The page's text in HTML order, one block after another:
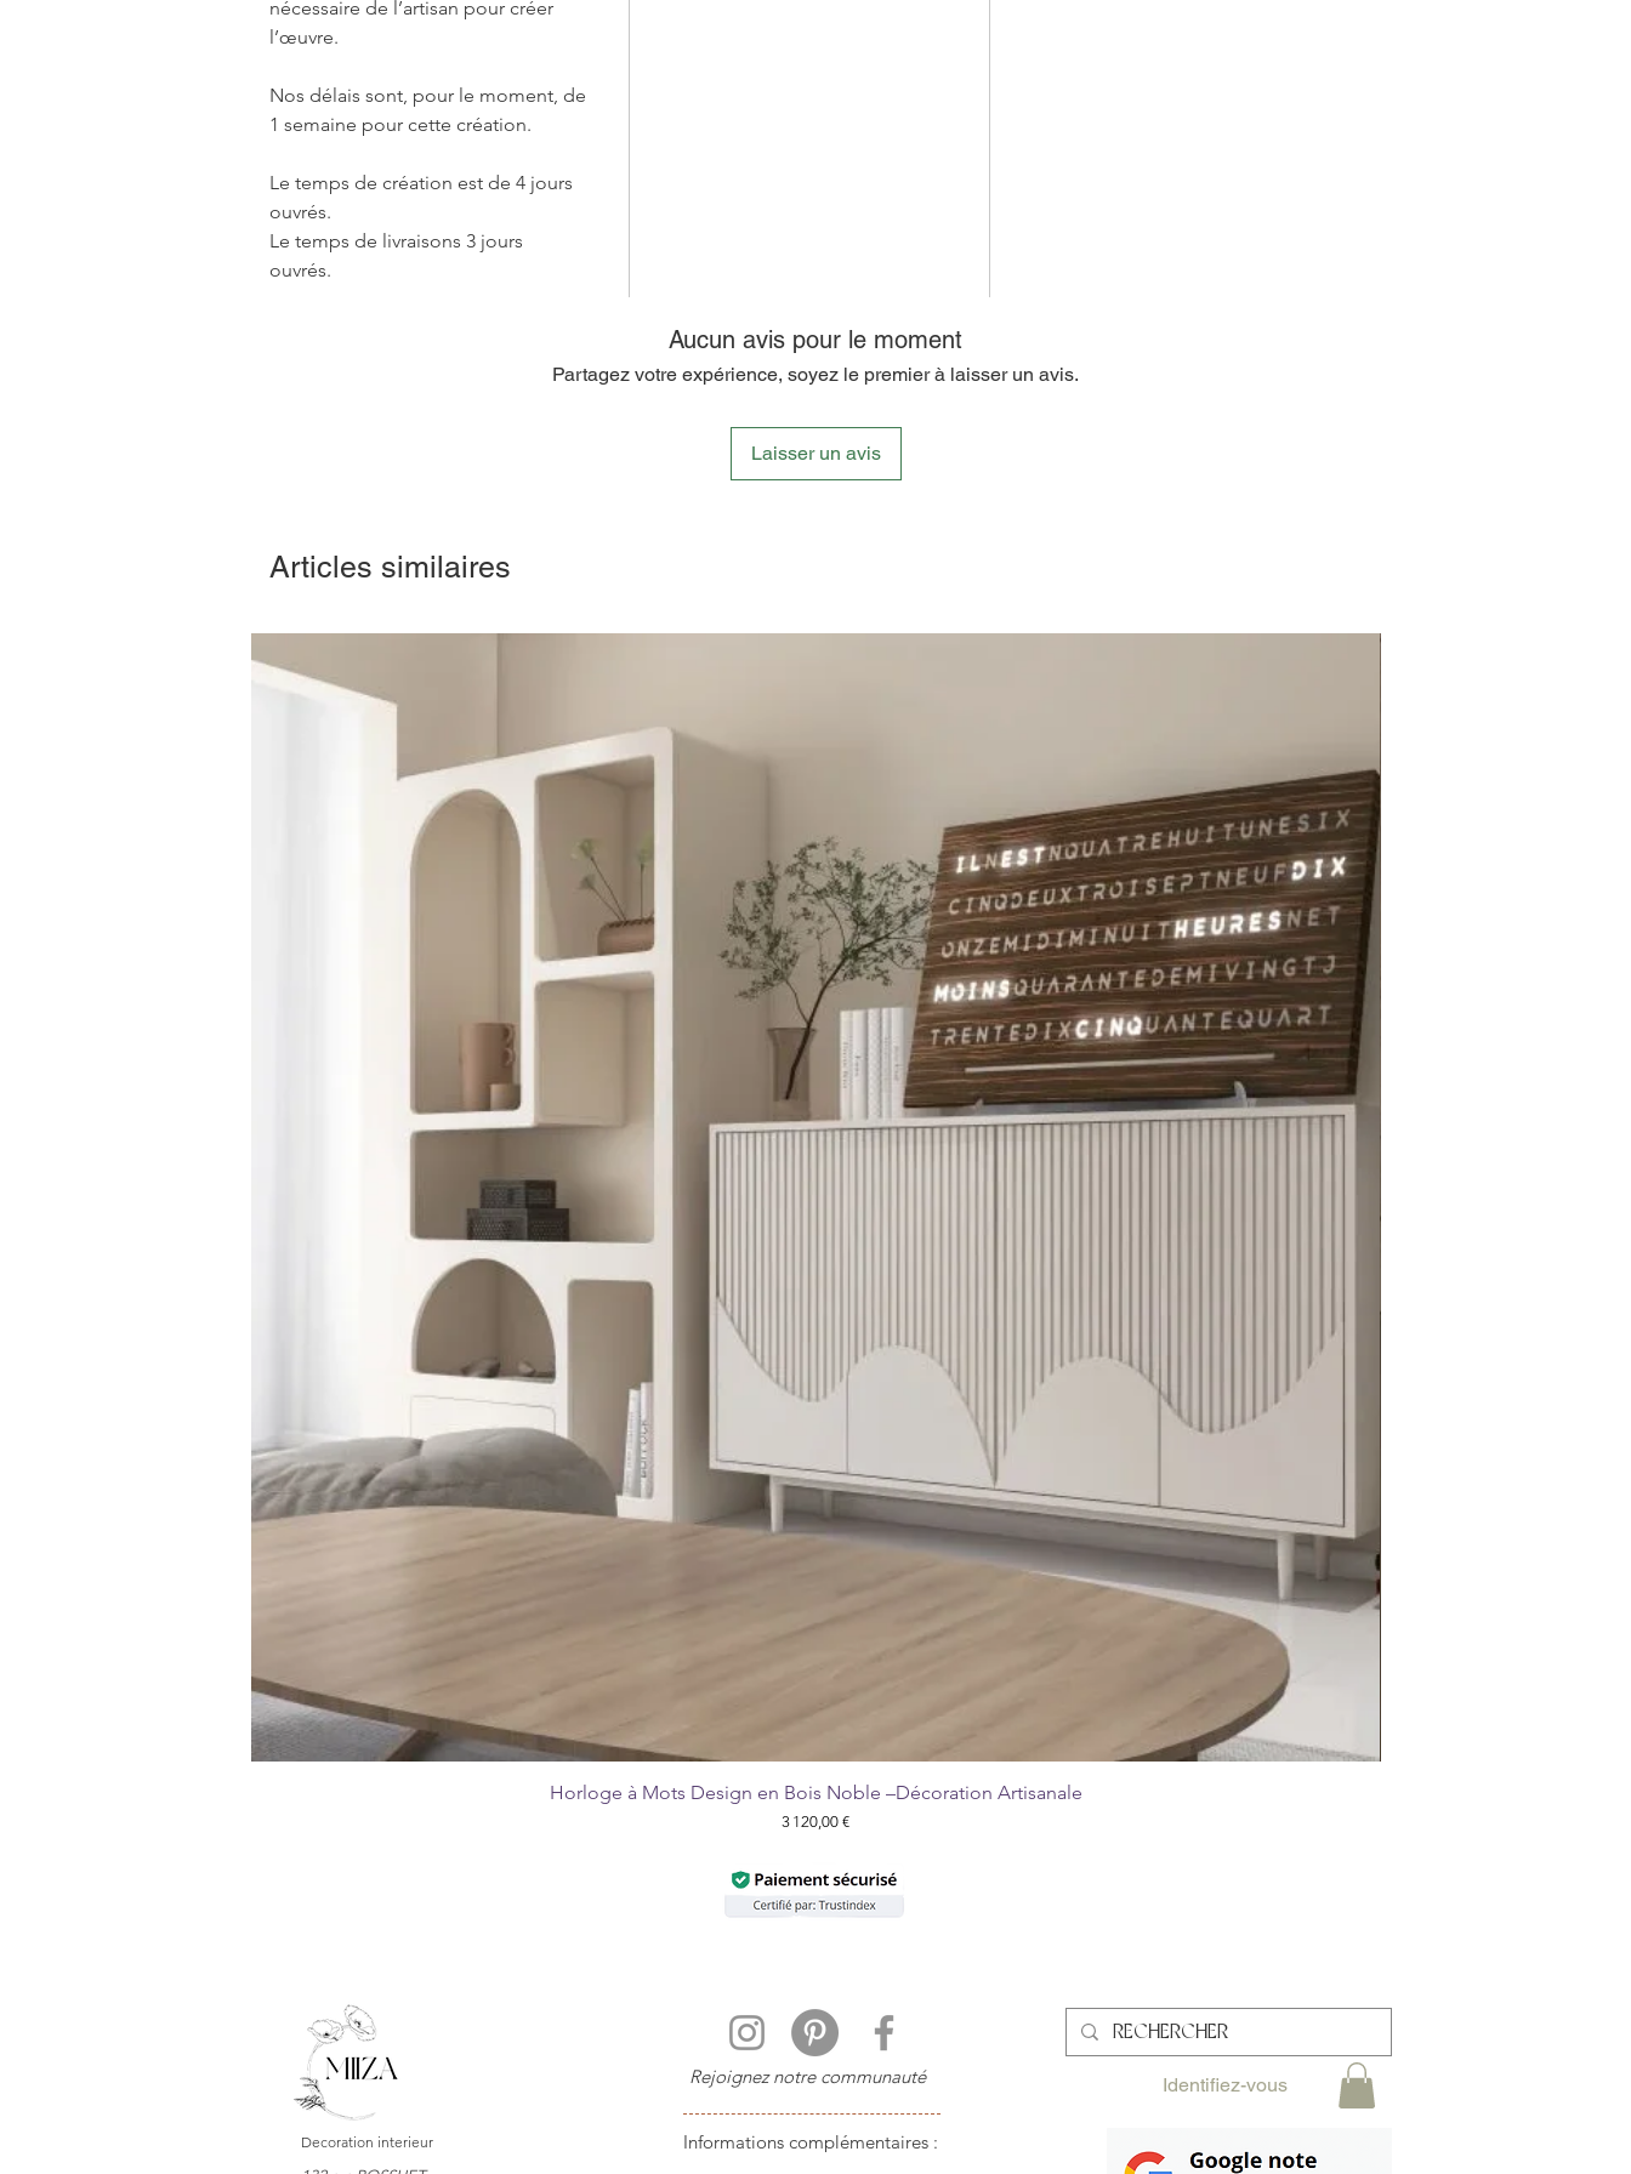
Miiza. Chez nous, l'artisanat français se
nécessaire de l’artisan pour créer
l’œuvre.
Nos délais sont, pour le moment, de
1 semaine pour cette création.
Le temps de création est de 4 jours
ouvrés.
Le temps de livraisons 3 jours
ouvrés.
Aucun avis pour le moment
Partagez votre expérience, soyez le premier à laisser un avis.
Laisser un avis
Articles similaires
Aperçu rapide
Horloge à Mots Design en Bois Noble –Décoration Artisanale
Prix
3 120,00 €
Rejoignez notre communauté
Informations complémentaires :
Identifiez-vous
Decoration interieur